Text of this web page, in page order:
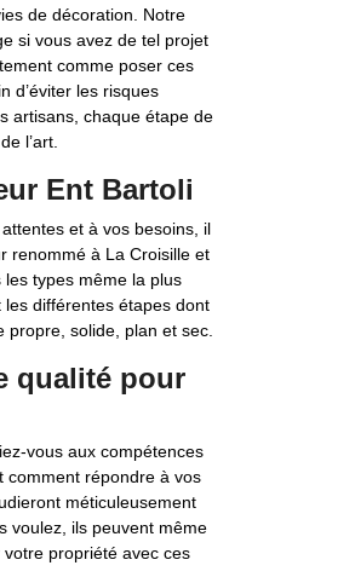
de décoration. Notre
si vous avez de tel projet
comme poser ces
d’éviter les risques
artisans, chaque étape de
l’art.
Ent Bartoli
et à vos besoins, il
renommé à La Croisille et
types même la plus
différentes étapes dont
solide, plan et sec.
qualité pour
vous aux compétences
comment répondre à vos
méticuleusement
voulez, ils peuvent même
propriété avec ces